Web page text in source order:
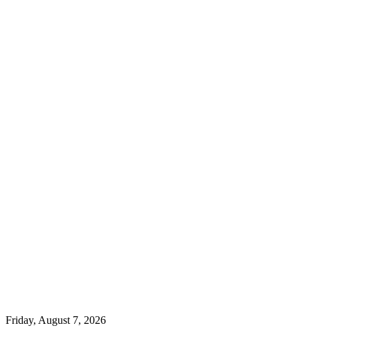
Friday, August 7, 2026